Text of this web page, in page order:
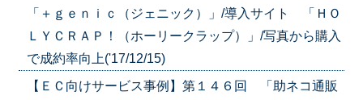
「＋ｇｅｎｉｃ（ジェニック）」/導入サイト 「ＨＯ
ＬＹＣＲＡＰ！（ホーリークラップ）」/写真から購入
で成約率向上('17/12/15)
【ＥＣ向けサービス事例】第１４６回 「助ネコ通販